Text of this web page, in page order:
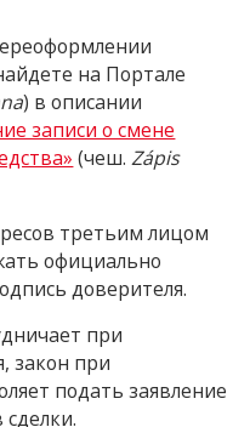
на Портале
) в описании
записи о смене
(чеш.Zápis
третьим лицом
официально
доверителя.
при
закон при
подать заявление